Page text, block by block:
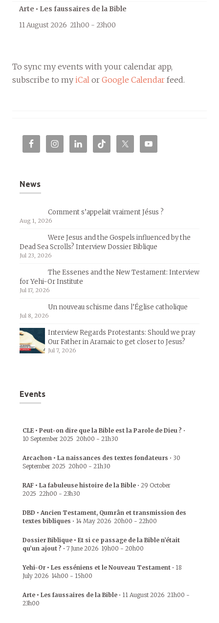
Arte • Les faussaires de la Bible
11 August 2026 21h00 - 23h00
To sync my events with your calendar app,
subscribe to my iCal or Google Calendar feed.
News
Comment s’appelait vraiment Jésus ?
Aug 1, 2026
Were Jesus and the Gospels influenced by the
Dead Sea Scrolls? Interview Dossier Biblique
Jul 23, 2026
The Essenes and the New Testament: Interview
for Yehi-Or Institute
Jul 17, 2026
Un nouveau schisme dans l’Église catholique
Jul 8, 2026
Interview Regards Protestants: Should we pray
Our Father in Aramaic to get closer to Jesus?
Jul 7, 2026
Events
CLE • Peut-on dire que la Bible est la Parole de Dieu ? •
10 September 2025 20h00 - 21h30
Arcachon • La naissances des textes fondateurs • 30
September 2025 20h00 - 21h30
RAF • La fabuleuse histoire de la Bible • 29 October
2025 22h00 - 23h30
DBD • Ancien Testament, Qumrân et transmission des
textes bibliques • 14 May 2026 20h00 - 22h00
Dossier Biblique • Et si ce passage de la Bible n’était
qu’un ajout ? • 7 June 2026 19h00 - 20h00
Yehi-Or • Les esséniens et le Nouveau Testament • 18
July 2026 14h00 - 15h00
Arte • Les faussaires de la Bible • 11 August 2026 21h00 -
23h00